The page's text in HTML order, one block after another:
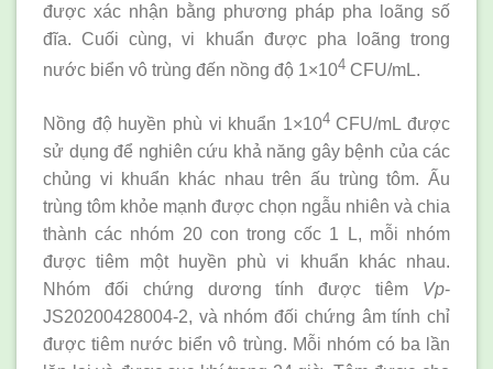
được xác nhận bằng phương pháp pha loãng số
đĩa. Cuối cùng, vi khuẩn được pha loãng trong
nước biển vô trùng đến nồng độ 1×104 CFU/mL.
Nồng độ huyền phù vi khuẩn 1×104CFU/mL được
sử dụng để nghiên cứu khả năng gây bệnh của các
chủng vi khuẩn khác nhau trên ấu trùng tôm. Ấu
trùng tôm khỏe mạnh được chọn ngẫu nhiên và chia
thành các nhóm 20 con trong cốc 1 L, mỗi nhóm
được tiêm một huyền phù vi khuẩn khác nhau.
Nhóm đối chứng dương tính được tiêm Vp-
JS20200428004-2, và nhóm đối chứng âm tính chỉ
được tiêm nước biển vô trùng. Mỗi nhóm có ba lần